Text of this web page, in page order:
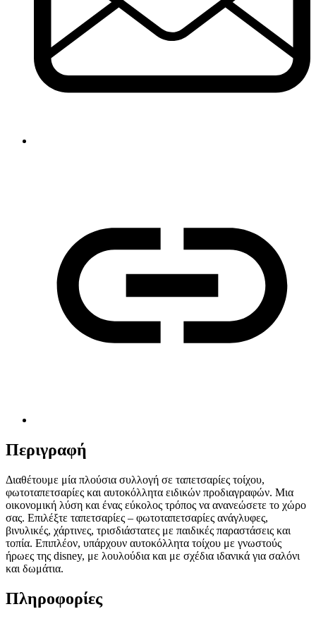
Περιγραφή
Διαθέτουμε μία πλούσια συλλογή σε ταπετσαρίες τοίχου,
φωτοταπετσαρίες και αυτοκόλλητα ειδικών προδιαγραφών. Μια
οικονομική λύση και ένας εύκολος τρόπος να ανανεώσετε το χώρο
σας. Επιλέξτε ταπετσαρίες – φωτοταπετσαρίες ανάγλυφες,
βινυλικές, χάρτινες, τρισδιάστατες με παιδικές παραστάσεις και
τοπία. Επιπλέον, υπάρχουν αυτοκόλλητα τοίχου με γνωστούς
ήρωες της disney, με λουλούδια και με σχέδια ιδανικά για σαλόνι
και δωμάτια.
Πληροφορίες